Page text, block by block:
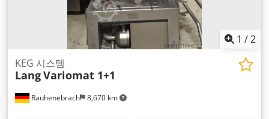
1 /2
Rauhenebrach 8,670 km
KEG 시스템
LangVariomat 1+1